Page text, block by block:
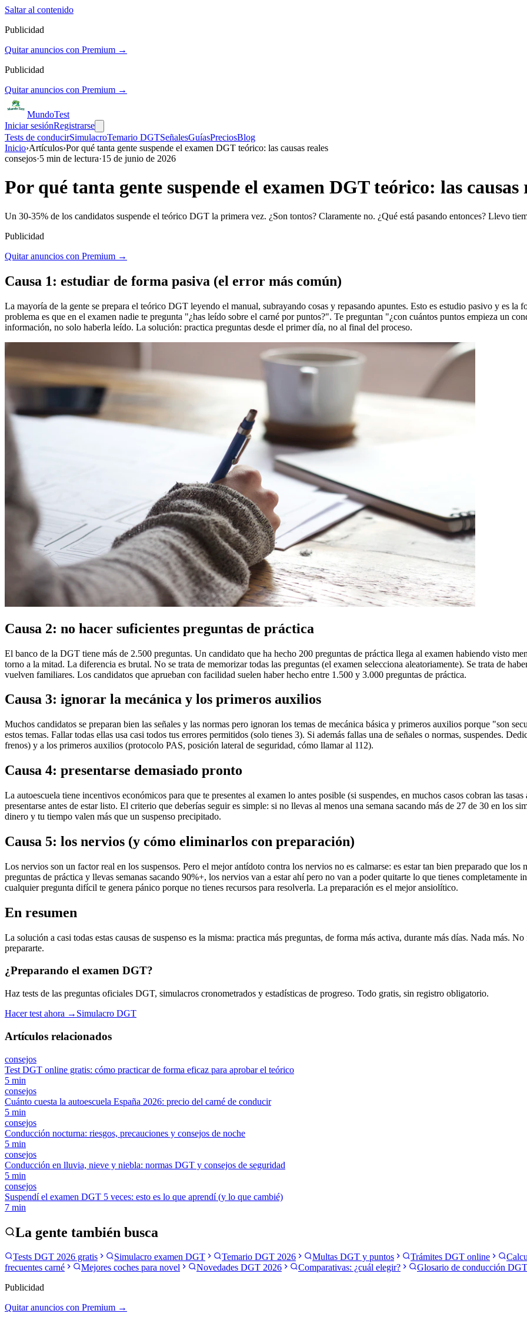
Saltar al contenido
Publicidad
Quitar anuncios con Premium →
Publicidad
Quitar anuncios con Premium →
MundoTest
Iniciar sesiónRegistrarse
Tests de conducirSimulacroTemario DGTSeñalesGuíasPreciosBlog
Inicio›Artículos›Por qué tanta gente suspende el examen DGT teórico: las causas reales
consejos·5 min de lectura·15 de junio de 2026
Por qué tanta gente suspende el examen DGT teórico: las causas
Un 30-35% de los candidatos suspende el teórico DGT la primera vez. ¿Son tontos? Claramente no. ¿Qué está pasando entonces? Llevo
Publicidad
Quitar anuncios con Premium →
Causa 1: estudiar de forma pasiva (el error más común)
La mayoría de la gente se prepara el teórico DGT leyendo el manual, subrayando cosas y repasando apuntes. Esto es estudio pasivo y es la
problema es que en el examen nadie te pregunta "¿has leído sobre el carné por puntos?". Te preguntan "¿con cuántos puntos empieza un
información, no solo haberla leído. La solución: practica preguntas desde el primer día, no al final del proceso.
Causa 2: no hacer suficientes preguntas de práctica
El banco de la DGT tiene más de 2.500 preguntas. Un candidato que ha hecho 200 preguntas de práctica llega al examen habiendo visto
torno a la mitad. La diferencia es brutal. No se trata de memorizar todas las preguntas (el examen selecciona aleatoriamente). Se trata de
vuelven familiares. Los candidatos que aprueban con facilidad suelen haber hecho entre 1.500 y 3.000 preguntas de práctica.
Causa 3: ignorar la mecánica y los primeros auxilios
Muchos candidatos se preparan bien las señales y las normas pero ignoran los temas de mecánica básica y primeros auxilios porque "son
estos temas. Fallar todas ellas usa casi todos tus errores permitidos (solo tienes 3). Si además fallas una de señales o normas, suspendes.
frenos) y a los primeros auxilios (protocolo PAS, posición lateral de seguridad, cómo llamar al 112).
Causa 4: presentarse demasiado pronto
La autoescuela tiene incentivos económicos para que te presentes al examen lo antes posible (si suspendes, en muchos casos cobran las
presentarse antes de estar listo. El criterio que deberías seguir es simple: si no llevas al menos una semana sacando más de 27 de 30 en los
dinero y tu tiempo valen más que un suspenso precipitado.
Causa 5: los nervios (y cómo eliminarlos con preparación)
Los nervios son un factor real en los suspensos. Pero el mejor antídoto contra los nervios no es calmarse: es estar tan bien preparado que
preguntas de práctica y llevas semanas sacando 90%+, los nervios van a estar ahí pero no van a poder quitarte lo que tienes
cualquier pregunta difícil te genera pánico porque no tienes recursos para resolverla. La preparación es el mejor ansiolítico.
En resumen
La solución a casi todas estas causas de suspenso es la misma: practica más preguntas, de forma más activa, durante más días. Nada más.
prepararte.
¿Preparando el examen DGT?
Haz tests de las preguntas oficiales DGT, simulacros cronometrados y estadísticas de progreso. Todo gratis, sin registro obligatorio.
Hacer test ahora → Simulacro DGT
Artículos relacionados
consejos
Test DGT online gratis: cómo practicar de forma eficaz para aprobar el teórico
5 min
consejos
Cuánto cuesta la autoescuela España 2026: precio del carné de conducir
5 min
consejos
Conducción nocturna: riesgos, precauciones y consejos de noche
5 min
consejos
Conducción en lluvia, nieve y niebla: normas DGT y consejos de seguridad
5 min
consejos
Suspendí el examen DGT 5 veces: esto es lo que aprendí (y lo que cambié)
7 min
La gente también busca
Tests DGT 2026 gratis Simulacro examen DGT Temario DGT 2026 Multas DGT y puntos Trámites DGT online
frecuentes carné
Mejores coches para novel Novedades DGT 2026 Comparativas: ¿cuál elegir?
Glosario de conducción DGT
Publicidad
Quitar anuncios con Premium →